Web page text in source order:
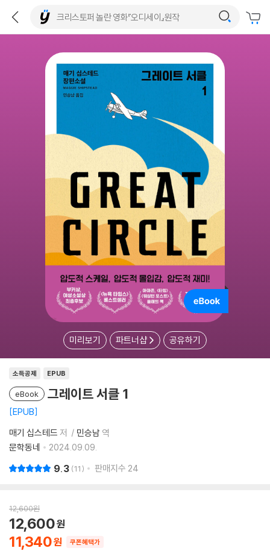
미리보기 파트너샵 공유하기
소득공제 EPUB
eBook 그레이트 서클 1
EPUB
매기 십스테드 저 민승남 역
문학동네
2024.09.09.
9.3 11 판매지수 24
12,600원
11,340
12,600
쿠폰혜택가